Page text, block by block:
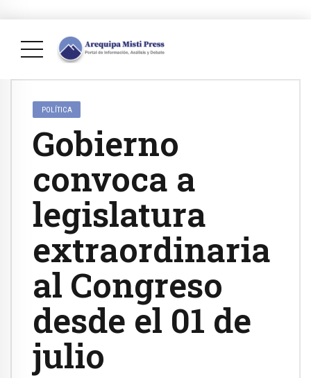
POLÍTICA
Gobierno
convoca a
legislatura
extraordinaria
al Congreso
desde el 01 de
julio